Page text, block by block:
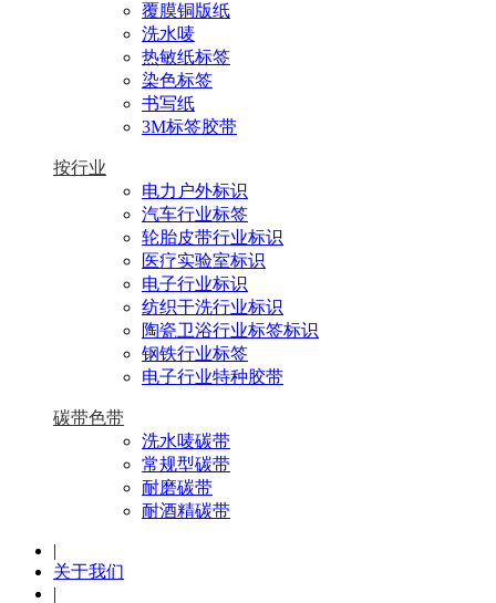
覆膜铜版纸
洗水唛
热敏纸标签
染色标签
书写纸
3M标签胶带
按行业
电力户外标识
汽车行业标签
轮胎皮带行业标识
医疗实验室标识
电子行业标识
纺织干洗行业标识
陶瓷卫浴行业标签标识
钢铁行业标签
电子行业特种胶带
碳带色带
洗水唛碳带
常规型碳带
耐磨碳带
耐酒精碳带
|
关于我们
|